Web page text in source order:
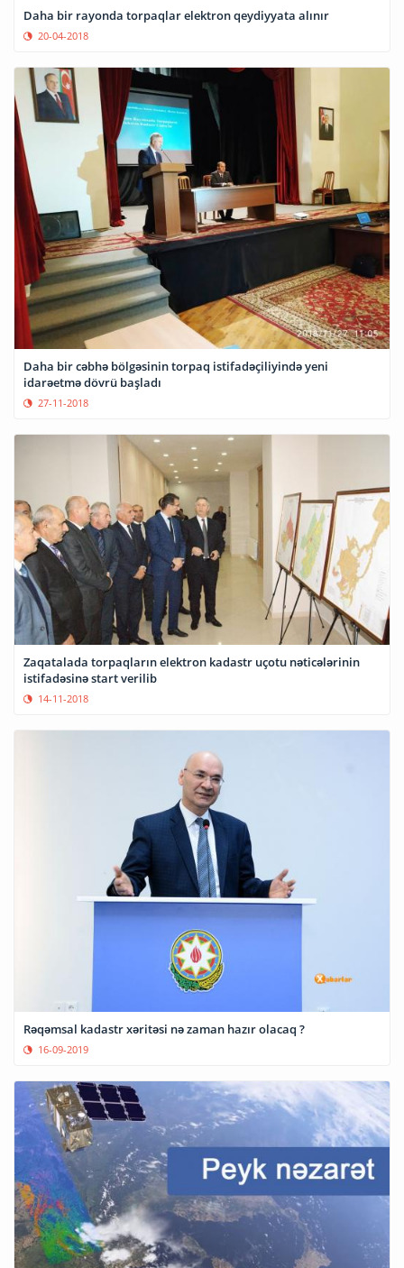
Daha bir rayonda torpaqlar elektron qeydiyyata alınır
20-04-2018
Daha bir cəbhə bölgəsinin torpaq istifadəçiliyində yeni
idarəetmə dövrü başladı
27-11-2018
Zaqatalada torpaqların elektron kadastr uçotu nəticələrinin
istifadəsinə start verilib
14-11-2018
Rəqəmsal kadastr xəritəsi nə zaman hazır olacaq ?
16-09-2019